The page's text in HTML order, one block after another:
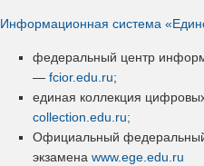
Информационная система
федеральный центр
— fcior.edu.ru;
единая коллекция
collection.edu.ru;
Официальный федеральный
экзамена www.ege.edu.ru